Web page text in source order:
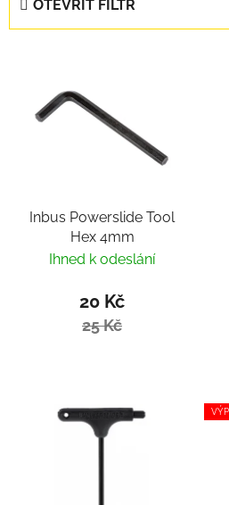
OTEVŘÍT FILTR
Inbus Powerslide Tool
Hex 4mm
Ihned k odeslání
20 Kč
25 Kč